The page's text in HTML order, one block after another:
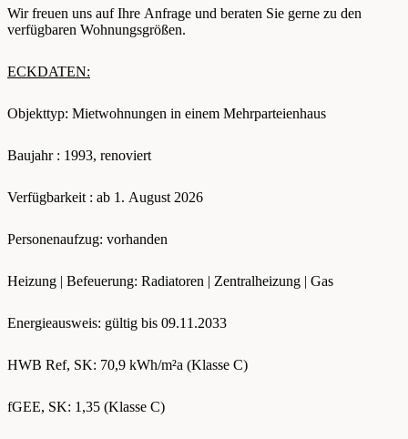
Wir freuen uns auf Ihre Anfrage und beraten Sie gerne zu den
verfügbaren Wohnungsgrößen.
ECKDATEN:
Objekttyp: Mietwohnungen in einem Mehrparteienhaus
Baujahr : 1993, renoviert
Verfügbarkeit : ab 1. August 2026
Personenaufzug: vorhanden
Heizung | Befeuerung: Radiatoren | Zentralheizung | Gas
Energieausweis: gültig bis 09.11.2033
HWB Ref, SK: 70,9 kWh/m²a (Klasse C)
fGEE, SK: 1,35 (Klasse C)